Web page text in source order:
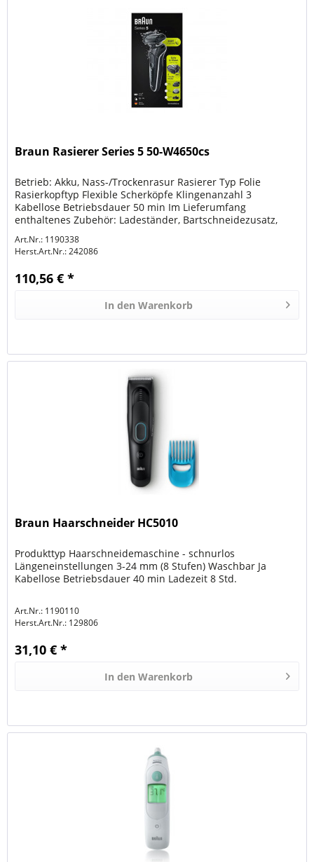
Braun Rasierer Series 5 50-W4650cs
Betrieb: Akku, Nass-/Trockenrasur Rasierer Typ Folie
Rasierkopftyp Flexible Scherköpfe Klingenanzahl 3
Kabellose Betriebsdauer 50 min Im Lieferumfang
enthaltenes Zubehör: Ladeständer, Bartschneidezusatz,
Art.Nr.: 1190338
Herst.Art.Nr.:242086
110,56 € *
In den Warenkorb
Braun Haarschneider HC5010
Produkttyp Haarschneidemaschine - schnurlos
Längeneinstellungen 3-24 mm (8 Stufen) Waschbar Ja
Kabellose Betriebsdauer 40 min Ladezeit 8 Std.
Art.Nr.: 1190110
Herst.Art.Nr.: 129806
31,10 € *
In den Warenkorb